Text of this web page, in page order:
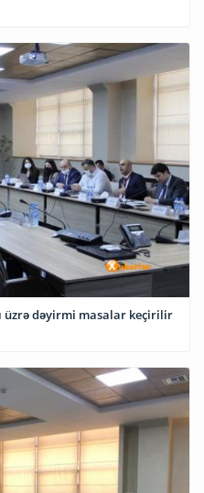
üzrə dəyirmi masalar keçirilir